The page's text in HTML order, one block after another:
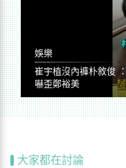
娛樂
崔宇植沒內褲朴敘俊
嚇歪鄭裕美
大家都在討論